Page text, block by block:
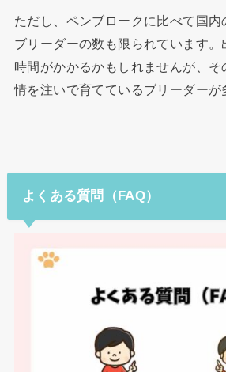
ただし、ペンブロークに比べて国内
ブリーダーの数も限られています。
時間がかかるかもしれませんが、
情を注いで育てているブリーダーが
よくある質問（FAQ）